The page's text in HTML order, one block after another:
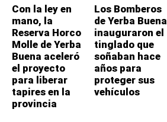
Con la ley en
mano, la
Reserva Horco
Molle de Yerba
Buena aceleró
el proyecto
para liberar
tapires en la
provincia
Los Bomberos
de Yerba Buena
inauguraron el
tinglado que
soñaban hace
años para
proteger sus
vehículos